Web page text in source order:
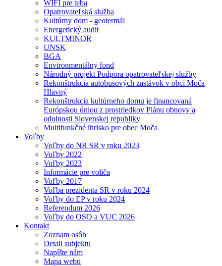
WIFI pre teba
Opatrovateľská služba
Kultúrny dom - geotermál
Energetický audit
KULTMINOR
UNSK
BGA
Environmentálny fond
Národný projekt Podpora opatrovateľskej služby
Rekonštrukcia autobusových zastávok v obci Moča
Hlavný
Rekonštrukcia kultúrneho domu je financovaná
Európskou úniou z prostriedkov Plánu obnovy a
odolnosti Slovenskej republiky
Multifunkčné ihrisko pre obec Moča
Voľby
Voľby do NR SR v roku 2023
Voľby 2022
Voľby 2023
Informácie pre voliča
Voľby 2017
Voľba prezidenta SR v roku 2024
Voľby do EP v roku 2024
Referendum 2026
Voľby do OSO a VUC 2026
Kontakt
Zoznam osôb
Detail subjektu
Napíšte nám
Mapa webu